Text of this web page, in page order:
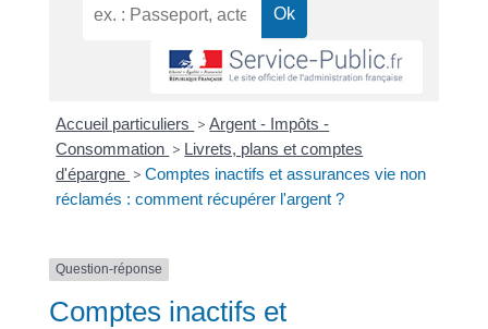
Accueil particuliers > Argent - Impôts -
Consommation > Livrets, plans et comptes
d'épargne > Comptes inactifs et assurances vie non
réclamés : comment récupérer l'argent ?
Question-réponse
Comptes inactifs et